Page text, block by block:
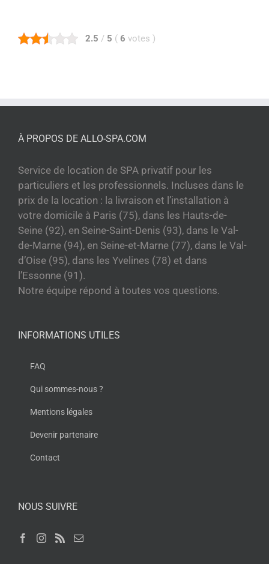
2.5 / 5 ( 6 votes )
À PROPOS DE ALLO-SPA.COM
Service de location de SPA privatif pour les
particuliers et les professionnels. Incluses dans le
prix de la location : la livraison et l’installation à
votre domicile à Paris (75), dans les Hauts-de-
Seine (92), en Seine-Saint-Denis (93), dans le Val-
de-Marne (94), en Seine-et-Marne (77), dans le Val-
d’Oise (95), dans les Yvelines (78) et dans
l’Essonne (91).
Notre équipe répond à toutes vos questions.
INFORMATIONS UTILES
FAQ
Qui sommes-nous ?
Mentions légales
Devenir partenaire
Contact
NOUS SUIVRE